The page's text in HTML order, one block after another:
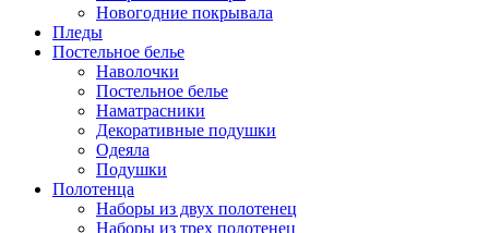
Новогодние покрывала
Пледы
Постельное белье
Наволочки
Постельное белье
Наматрасники
Декоративные подушки
Одеяла
Подушки
Полотенца
Наборы из двух полотенец
Наборы из трех полотенец